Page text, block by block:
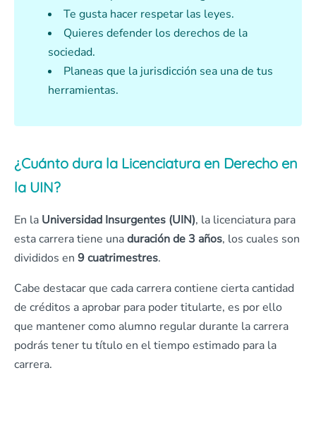
Te gusta hacer respetar las leyes.
Quieres defender los derechos de la
sociedad.
Planeas que la jurisdicción sea una de tus
herramientas.
¿Cuánto dura la Licenciatura en Derecho en
la UIN?
En la Universidad Insurgentes (UIN), la licenciatura para
esta carrera tiene unaduración de 3 años, los cuales son
divididos en 9 cuatrimestres.
Cabe destacar que cada carrera contiene cierta cantidad
de créditos a aprobar para poder titularte, es por ello
que mantener como alumno regular durante la carrera
podrás tener tu título en el tiempo estimado para la
carrera.